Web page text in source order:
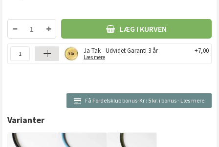
LÆG I KURVEN
Ja Tak - Udvidet Garanti 3 år
Læs mere
+7,00
Få Fordelsklub bonus-Kr.: 5 kr. i bonus- Læs mere
Varianter